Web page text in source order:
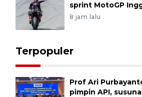
sprint MotoGP
8 jam lalu
Terpopuler
Prof Ari
pimpin API,